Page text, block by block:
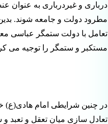
درباری و غیردرباری به عنوان
مطرود دولت و جامعه شوند.
تعامل با دولت ستمگر عباسی
مستکبر و ستمگر را توجیه می
در چنین شرایطی امام هادی(ع)
تعادل سازی میان تعقل و تعبد